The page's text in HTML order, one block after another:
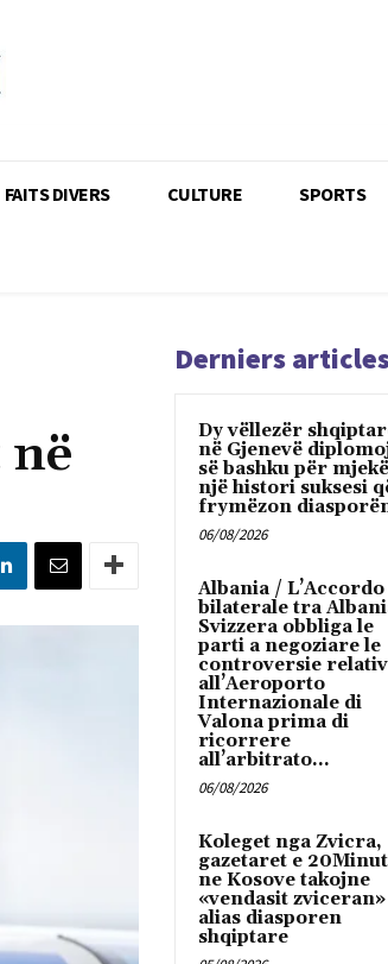
FAITS DIVERS CULTURE SPORTS
Derniers
Dy vëllezër
në Gjenevë
së bashku për
një histori suksesi
frymëzon
06/08/2026
Albania / L’Accordo
bilaterale tra
Svizzera obbliga le
parti a negoziare le
controversie
all’Aeroporto
Internazionale di
Valona prima di
ricorrere
all’arbitrato...
06/08/2026
Koleget nga Zvicra,
gazetaret e
ne Kosove takojne
«vendasit zviceran»
alias diasporen
shqiptare